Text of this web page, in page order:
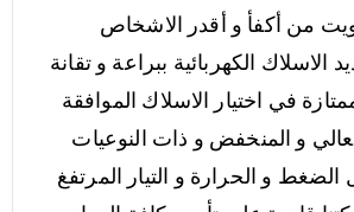
من أكفأ و أقدر الاشخاص
الاسلاك الكهربائية ببراعة و تقانة
في اختيار الاسلاك الموافقة
العالي و المنخفض و ذات النوعيات
الضغط و الحرارة و التيار المرتفغ